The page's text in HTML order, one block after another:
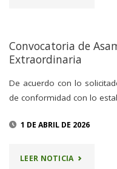
ASAMBLEA
GENERAL
Convocatoria de
Extraordinaria
De acuerdo con lo
de conformidad con lo
1 DE ABRIL DE 2026
LEER NOTICIA